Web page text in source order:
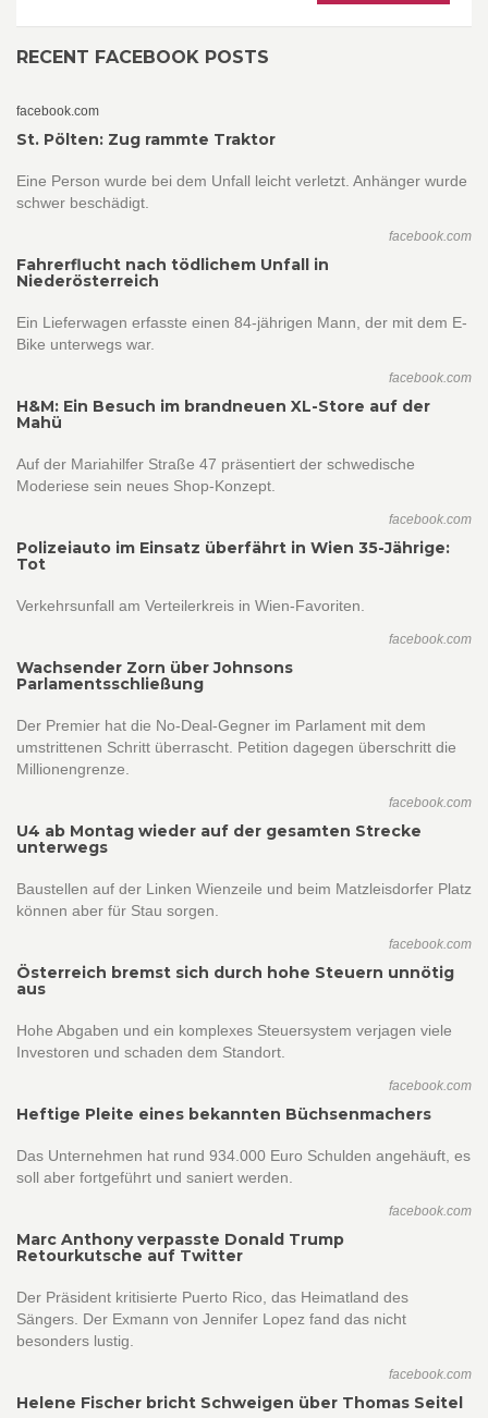
RECENT FACEBOOK POSTS
facebook.com
St. Pölten: Zug rammte Traktor
Eine Person wurde bei dem Unfall leicht verletzt. Anhänger wurde
schwer beschädigt.
facebook.com
Fahrerflucht nach tödlichem Unfall in
Niederösterreich
Ein Lieferwagen erfasste einen 84-jährigen Mann, der mit dem E-
Bike unterwegs war.
facebook.com
H&M: Ein Besuch im brandneuen XL-Store auf der
Mahü
Auf der Mariahilfer Straße 47 präsentiert der schwedische
Moderiese sein neues Shop-Konzept.
facebook.com
Polizeiauto im Einsatz überfährt in Wien 35-Jährige:
Tot
Verkehrsunfall am Verteilerkreis in Wien-Favoriten.
facebook.com
Wachsender Zorn über Johnsons
Parlamentsschließung
Der Premier hat die No-Deal-Gegner im Parlament mit dem
umstrittenen Schritt überrascht. Petition dagegen überschritt die
Millionengrenze.
facebook.com
U4 ab Montag wieder auf der gesamten Strecke
unterwegs
Baustellen auf der Linken Wienzeile und beim Matzleisdorfer Platz
können aber für Stau sorgen.
facebook.com
Österreich bremst sich durch hohe Steuern unnötig
aus
Hohe Abgaben und ein komplexes Steuersystem verjagen viele
Investoren und schaden dem Standort.
facebook.com
Heftige Pleite eines bekannten Büchsenmachers
Das Unternehmen hat rund 934.000 Euro Schulden angehäuft, es
soll aber fortgeführt und saniert werden.
facebook.com
Marc Anthony verpasste Donald Trump
Retourkutsche auf Twitter
Der Präsident kritisierte Puerto Rico, das Heimatland des
Sängers. Der Exmann von Jennifer Lopez fand das nicht
besonders lustig.
facebook.com
Helene Fischer bricht Schweigen über Thomas Seitel